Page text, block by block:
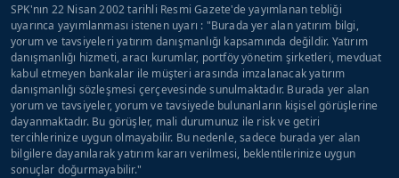
SPK'nın 22 Nisan 2002 tarihli Resmi Gazete'de yayımlanan tebliği
uyarınca yayımlanması istenen uyarı : "Burada yer alan yatırım bilgi,
yorum ve tavsiyeleri yatırım danışmanlığı kapsamında değildir. Yatırım
danışmanlığı hizmeti, aracı kurumlar, portföy yönetim şirketleri, mevduat
kabul etmeyen bankalar ile müşteri arasında imzalanacak yatırım
danışmanlığı sözleşmesi çerçevesinde sunulmaktadır. Burada yer alan
yorum ve tavsiyeler, yorum ve tavsiyede bulunanların kişisel görüşlerine
dayanmaktadır. Bu görüşler, mali durumunuz ile risk ve getiri
tercihlerinize uygun olmayabilir. Bu nedenle, sadece burada yer alan
bilgilere dayanılarak yatırım kararı verilmesi, beklentilerinize uygun
sonuçlar doğurmayabilir."